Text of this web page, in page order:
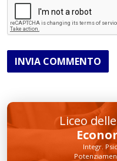
INVIA COMMENTO
Liceo
Integr.